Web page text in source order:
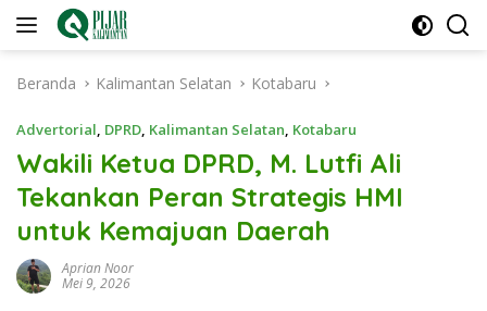
Langsung
Beranda
Kalimantan Selatan Kotabaru
Advertorial, DPRD, Kalimantan Selatan, Kotabaru
Wakili Ketua DPRD, M. Lutfi Ali
Tekankan Peran Strategis HMI
untuk Kemajuan Daerah
Aprian Noor
Mei 9, 2026